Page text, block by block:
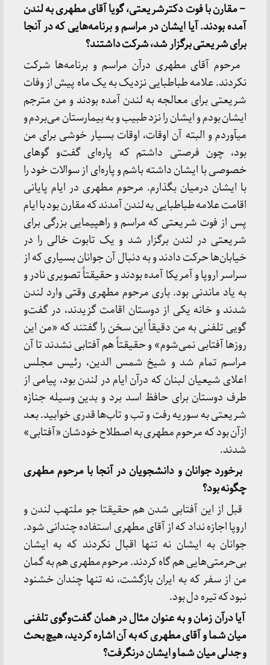
– مقارن با فوت دکترشریعتی، گویا آقای مطهری به لندن
آمده بودند. آیا ایشان در مراسم و برنامه‌هایی که در آنجا
برای شریعتی برگزار شد، شرکت داشتند؟
مرحوم آقای مطهری درآن مراسم و برنامه‌ها شرکت
نکردند. علامه طباطبایی نزدیک به یک ماه پیش از وفات
شریعتی برای معالجه به لندن آمده بودند و من مترجم
ایشان بودم و ایشان را نزد طبیب و به بیمارستان می‌بردم و
میآوردم و البته آن اوقات، اوقات بسیار خوشی برای من
بود، چون فرصتی داشتم که پاره‌ای گفت‌و گوهای
خصوصی با ایشان داشته باشم و پاره‌ای از سوالات خود را
با ایشان درمیان بگذارم. مرحوم مطهری در ایام پایانی
اقامت علامه طباطبایی به لندن آمدند که مقارن بود با ایام
پس از فوت شریعتی که مراسم و راهپیمایی بزرگی برای
شریعتی در لندن برگزار شد و یک تابوت خالی را در
خیابان‌ها حرکت دادند و به دنبال آن جوانان بسیاری که از
سراسر اروپا و آمریکا آمده بودند و حقیقتاً تصویری نادر و
به یاد ماندنی بود. باری مرحوم مطهری وقتی وارد لندن
شدند و خانه یکی از دوستان اقامت گزیدند، در گفت‌و
گویی تلفنی به من دقیقاً این سخن را گفتند که «من این
روز‌ها آفتابی نمی‌شوم» و حقیقتاً هم آفتابی نشدند تا آن
مراسم تمام شد و شیخ شمس الدین، رئیس مجلس
اعلای شیعیان لبنان که درآن ایام در لندن بود، پیامی از
طرف دوستان برای حافظ اسد برد و بدین وسیله جنازه
شریعتی به سوریه رفت و تب و تاب‌ها قدری خوابید. بعد
ازآن بود که مرحوم مطهری به اصطلاح خودشان «آفتابی»
شدند.
برخورد جوانان و دانشجویان در آنجا با مرحوم مطهری
چگونه بود؟
قبل از این آفتابی شدن هم حقیقتا جو ملتهب لندن و
اروپا اجازه نداد که از آقای مطهری استفاده چندانی شود.
جوانان به ایشان نه تنها اقبال نکردند که به ایشان
بی‌حرمتی‌هایی هم گاه کردند. مرحوم مطهری هم به گمان
من از سفر که به ایران بازگشت، نه تنها چندان خشنود
نبود که تیره‌ دل بود.
آیا درآن زمان و به عنوان مثال در همان گفت‌وگوی تلفنی
میان شما و آقای مطهری که به آن اشاره کردید، هیچ بحث
و جدلی میان شما و ایشان درنگرفت؟